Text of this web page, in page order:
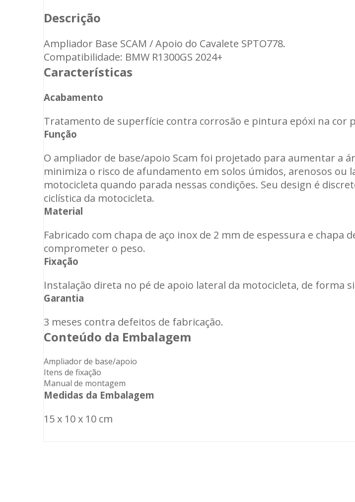
Descrição
Ampliador Base SCAM / Apoio do Cavalete SPTO778.
Compatibilidade: BMW R1300GS 2024+
Características
Acabamento
Tratamento de superfície contra corrosão e pintura epóxi na cor
Função
O ampliador de base/apoio Scam foi projetado para aumentar a
minimiza o risco de afundamento em solos úmidos, arenosos ou
motocicleta quando parada nessas condições. Seu design é
ciclística da motocicleta.
Material
Fabricado com chapa de aço inox de 2 mm de espessura e
comprometer o peso.
Fixação
Instalação direta no pé de apoio lateral da motocicleta, de forma
Garantia
3 meses contra defeitos de fabricação.
Conteúdo da Embalagem
Ampliador de base/apoio
Itens de fixação
Manual de montagem
Medidas da Embalagem
15 x 10 x 10 cm